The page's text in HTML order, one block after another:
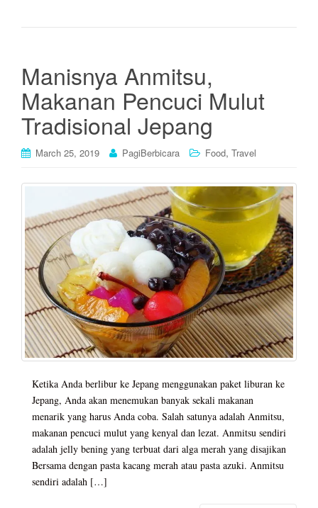
Manisnya Anmitsu,
Makanan Pencuci Mulut
Tradisional Jepang
March 25, 2019 PagiBerbicara Food, Travel
Ketika Anda berlibur ke Jepang menggunakan paket liburan ke
Jepang, Anda akan menemukan banyak sekali makanan
menarik yang harus Anda coba. Salah satunya adalah Anmitsu,
makanan pencuci mulut yang kenyal dan lezat. Anmitsu sendiri
adalah jelly bening yang terbuat dari alga merah yang disajikan
Bersama dengan pasta kacang merah atau pasta azuki. Anmitsu
sendiri adalah […]